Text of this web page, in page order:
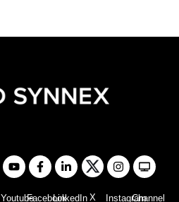
YoutubeFacebookLinkedIn X InstagramChannel